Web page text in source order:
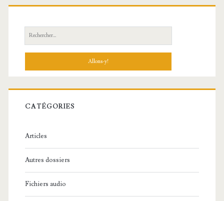
R
e
h
r
c
:
CATÉGORIES
Articles
Autres dossiers
Fichiers audio